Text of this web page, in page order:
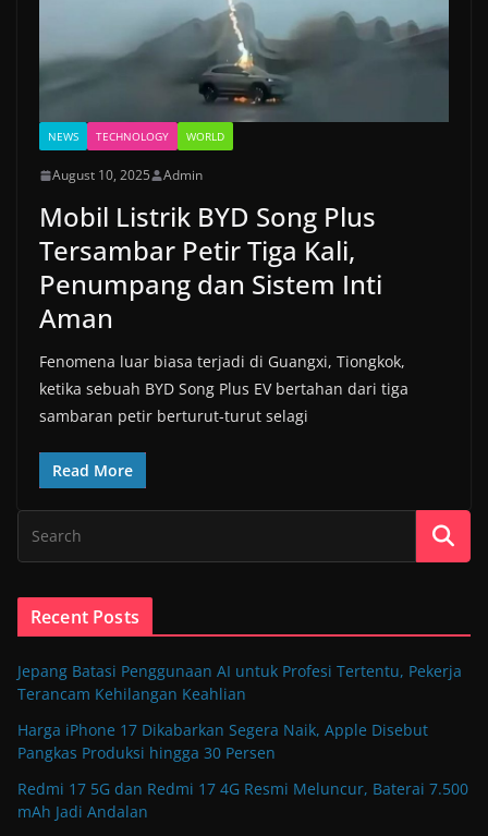
NEWS TECHNOLOGY WORLD
August 10, 2025 Admin
Mobil Listrik BYD Song Plus
Tersambar Petir Tiga Kali,
Penumpang dan Sistem Inti
Aman
Fenomena luar biasa terjadi di Guangxi, Tiongkok,
ketika sebuah BYD Song Plus EV bertahan dari tiga
sambaran petir berturut-turut selagi
Read More
Recent Posts
Jepang Batasi Penggunaan AI untuk Profesi Tertentu, Pekerja
Terancam Kehilangan Keahlian
Harga iPhone 17 Dikabarkan Segera Naik, Apple Disebut
Pangkas Produksi hingga 30 Persen
Redmi 17 5G dan Redmi 17 4G Resmi Meluncur, Baterai 7.500
mAh Jadi Andalan